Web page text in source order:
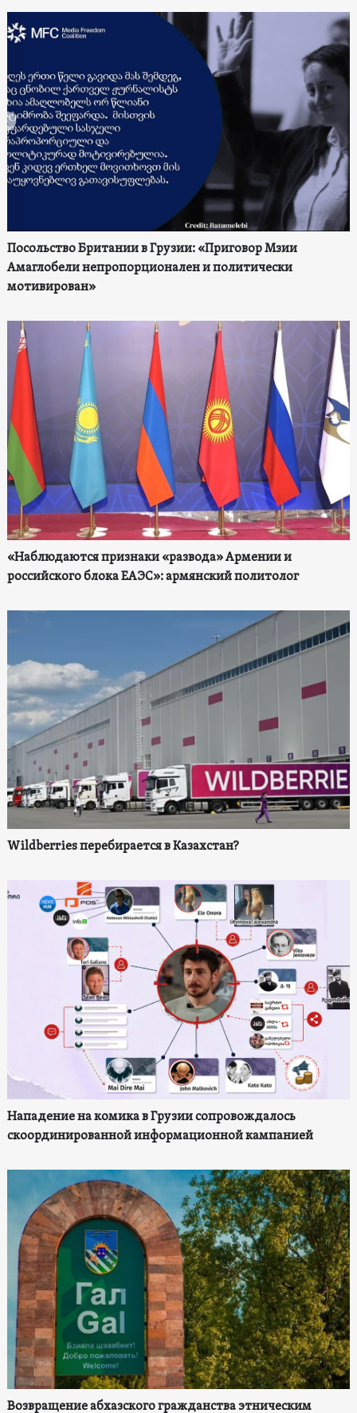
Посольство Британии в Грузии: «Приговор Мзии
Амаглобели непропорционален и политически
мотивирован»
«Наблюдаются признаки «развода» Армении и
российского блока ЕАЭС»: армянский политолог
Wildberries перебирается в Казахстан?
Нападение на комика в Грузии сопровождалось
скоординированной информационной кампанией
Возвращение абхазского гражданства этническим